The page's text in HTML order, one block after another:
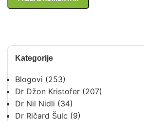
Kategorije
Blogovi (253)
Dr Džon Kristofer (207)
Dr Nil Nidli (34)
Dr Ričard Šulc (9)